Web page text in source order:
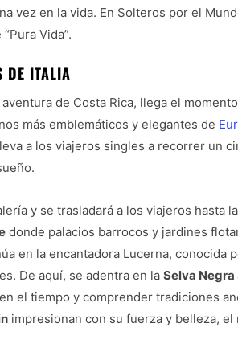
vez en la vida. En Solteros por el
Vida”.
DE ITALIA
de Costa Rica, llega el
más emblemáticos y elegantes de
a los viajeros singles a recorrer un
y se trasladará a los viajeros hasta
donde palacios barrocos y jardines
en la encantadora Lucerna, conocida
De aquí, se adentra en la Selva Negra
el tiempo y comprender tradiciones
impresionan con su fuerza y belleza, el